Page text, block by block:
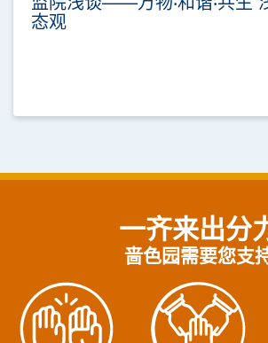
态观
一齐来出分
啬色园需要您支